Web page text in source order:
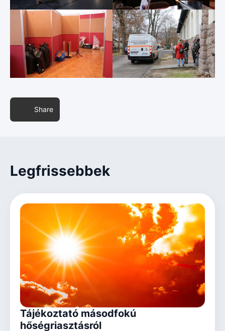
Share
Legfrissebbek
Tájékoztató másodfokú
hőségriasztásról